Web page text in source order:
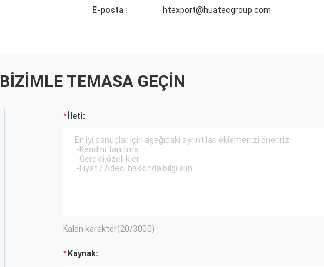
E-posta :
htexport@huatecgroup.com
BIZIMLE TEMASA GEÇIN
İleti:
Kalan karakter(20/3000)
Kaynak: